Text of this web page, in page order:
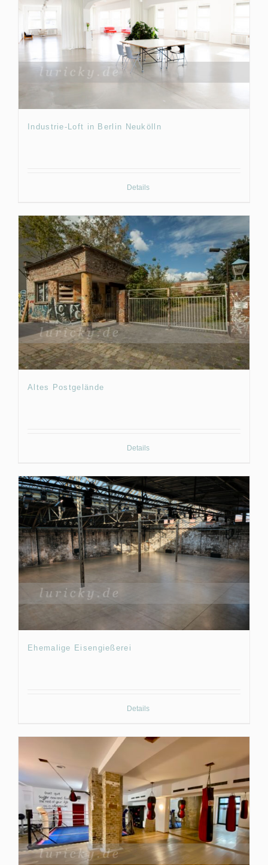
Industrie-Loft in Berlin Neukölln
Details
Altes Postgelände
Details
Ehemalige Eisengießerei
Details